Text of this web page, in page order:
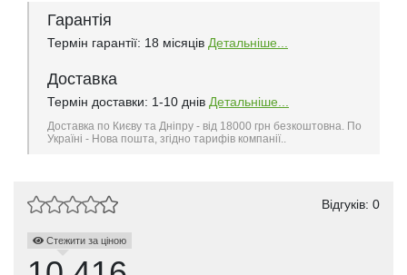
Гарантія
Термін гарантії: 18 місяців Детальніше...
Доставка
Термін доставки: 1-10 днів Детальніше...
Доставка по Києву та Дніпру - від 18000 грн безкоштовна. По
Україні - Нова пошта, згідно тарифів компанії..
Відгуків: 0
Стежити за ціною